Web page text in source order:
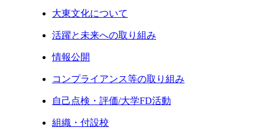
大東文化について
活躍と未来への取り組み
情報公開
コンプライアンス等の取り組み
自己点検・評価/大学FD活動
組織・付設校